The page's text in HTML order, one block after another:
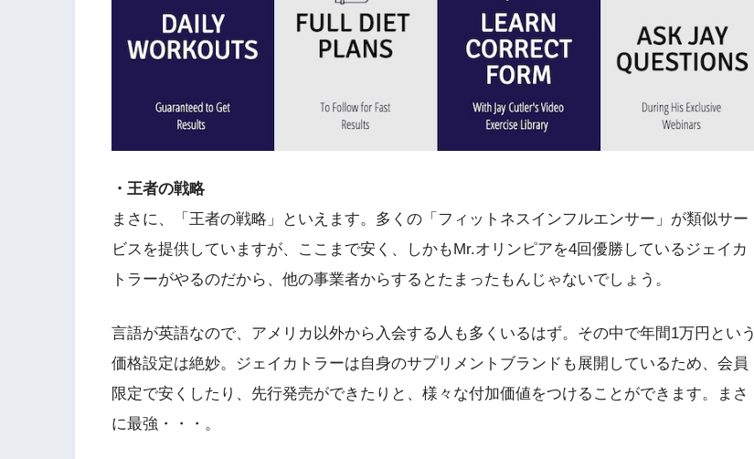
・王者の戦略
まさに、「王者の戦略」といえます。多くの「フィットネスインフルエンサー」が類似サー
ビスを提供していますが、ここまで安く、しかもMr.オリンピアを4回優勝しているジェイカ
トラーがやるのだから、他の事業者からするとたまったもんじゃないでしょう。
言語が英語なので、アメリカ以外から入会する人も多くいるはず。その中で年間1万円という
価格設定は絶妙。ジェイカトラーは自身のサプリメントブランドも展開しているため、会員
限定で安くしたり、先行発売ができたりと、様々な付加価値をつけることができます。まさ
に最強・・・。